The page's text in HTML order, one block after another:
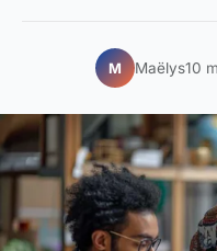
M Maëlys10